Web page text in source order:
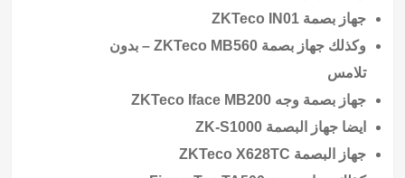
جهاز بصمة ZKTeco IN01
وكذلك جهاز بصمة ZKTeco MB560 – بدون
تلامس
جهاز بصمة وجه ZKTeco Iface MB200
ايضا جهاز البصمة ZK-S1000
جهاز البصمة ZKTeco X628TC